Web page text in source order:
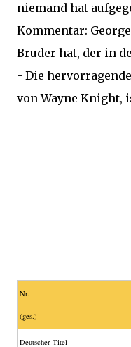
niemand hat
Kommentar:
Bruder hat, der in
- Die
von Wayne Knight,
Nr.
(ges.)
Deutscher Titel